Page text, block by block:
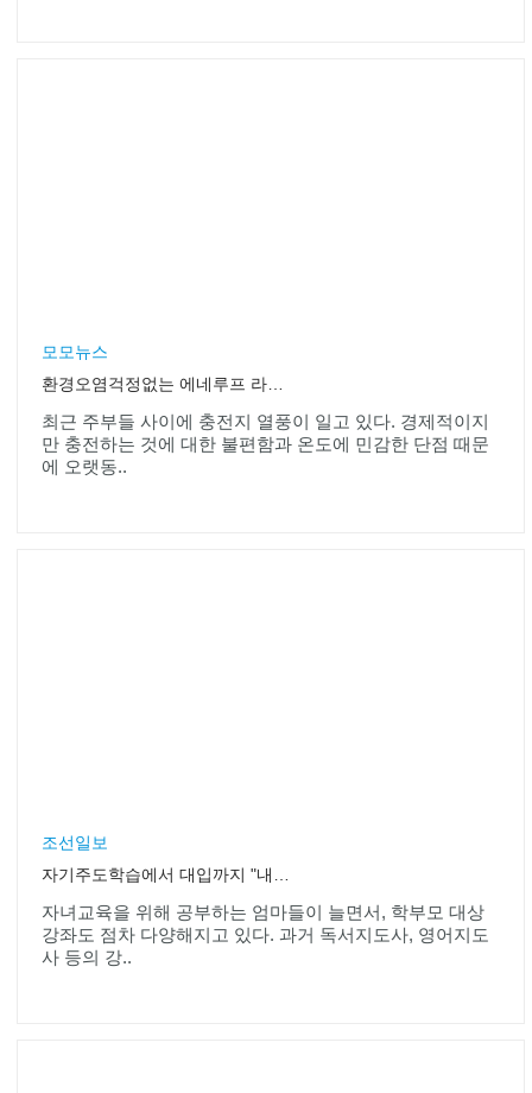
모모뉴스
환경오염걱정없는 에네루프 라이트 충전지 출시
최근 주부들 사이에 충전지 열풍이 일고 있다. 경제적이지
만 충전하는 것에 대한 불편함과 온도에 민감한 단점 때문
에 오랫동..
조선일보
자녀교육을 위해 공부하는 엄마들이 늘면서, 학부모 대상
강좌도 점차 다양해지고 있다. 과거 독서지도사, 영어지도
사 등의 강..